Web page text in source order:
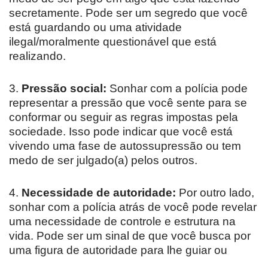
secretamente. Pode ser um segredo que você
está guardando ou uma atividade
ilegal/moralmente questionável que está
realizando.
3. Pressão social: Sonhar com a polícia pode
representar a pressão que você sente para se
conformar ou seguir as regras impostas pela
sociedade. Isso pode indicar que você está
vivendo uma fase de autossupressão ou tem
medo de ser julgado(a) pelos outros.
4. Necessidade de autoridade: Por outro lado,
sonhar com a polícia atrás de você pode revelar
uma necessidade de controle e estrutura na
vida. Pode ser um sinal de que você busca por
uma figura de autoridade para lhe guiar ou